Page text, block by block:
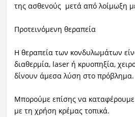
της ασθενούς μετά από λοίμωξη
Προτεινόμενη θεραπεία
Η θεραπεία των κονδυλωμάτων
διαθερμία, laser ή κρυοπηξία,
δίνουν άμεσα λύση στο πρόβλημα.
Μπορούμε επίσης να
με τη χρήση κρέμας τοπικά.